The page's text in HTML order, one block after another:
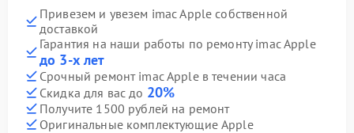
Привезем и увезем imac Apple собственной
доставкой
Гарантия на наши работы по ремонту imac Apple
до 3-х лет
Срочный ремонт imac Apple в течении часа
Скидка для вас до 20%
Получите 1500 рублей на ремонт
Оригинальные комплектующие Apple